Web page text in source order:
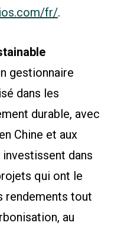
fr/.
gestionnaire
dans les
durable, avec
Chine et aux
dans
qui ont le
rendements tout
au